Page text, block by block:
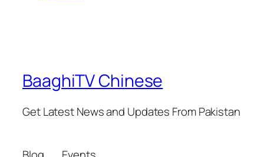
BaaghiTV Chinese
Get Latest News and Updates From Pakistan